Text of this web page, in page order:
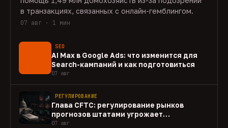
в транзакциях, связанных с онлайн-гемблингом.
07 авг · 1 мин
SEO
AI Max в Google Ads: что изменится для
Search-кампаний и как подготовиться
07 авг
РЕГУЛИРОВАНИЕ
Глава CFTC: регулирование рынков
прогнозов штатами угрожает
федеральному рынку
07 авг